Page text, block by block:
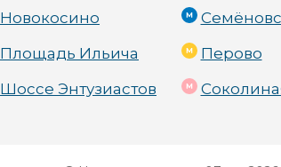
Новокосино
Площадь Ильича
Шоссе Энтузиастов
Перово